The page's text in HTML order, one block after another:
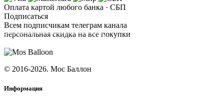
Оплата картой любого банка · СБП
Подписаться
Всем подписчикам телеграм канала
персональная скидка на все покупки
© 2016-2026. Мос Баллон
Информация